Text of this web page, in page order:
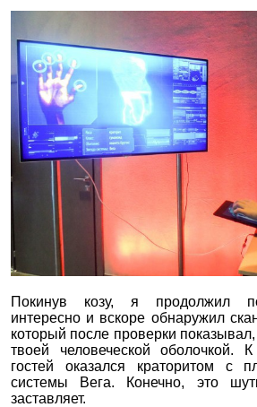
Покинув козу, я продолжил
интересно и вскоре обнаружил
который после проверки
твоей человеческой оболочкой.
гостей оказался краторитом с
системы Вега. Конечно, это
заставляет.